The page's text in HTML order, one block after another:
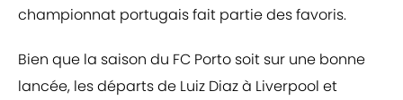
championnat portugais fait partie des favoris.
Bien que la saison du FC Porto soit sur une bonne
lancée, les départs de Luiz Diaz à Liverpool et